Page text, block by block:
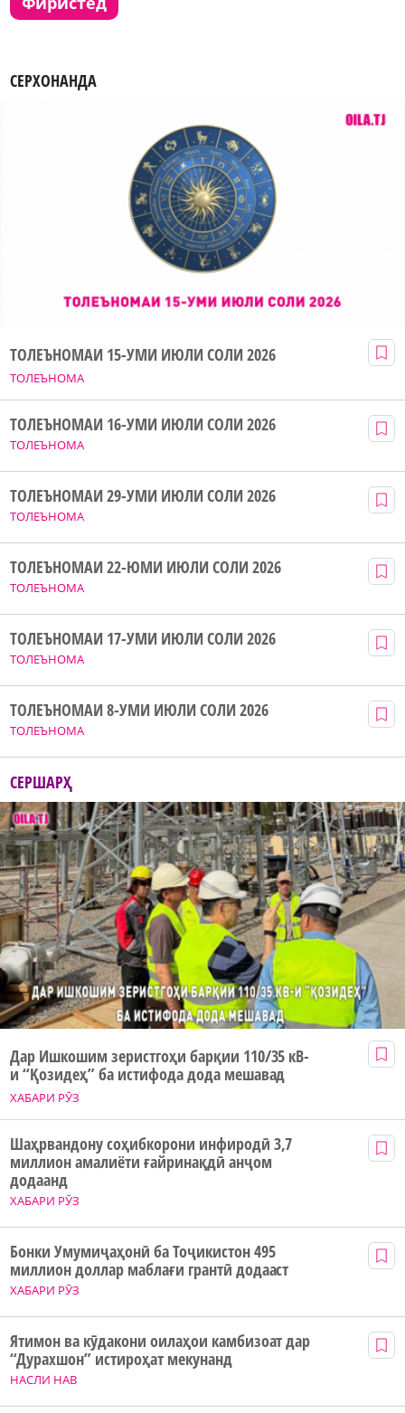
СЕРХОНАНДА
ТОЛЕЪНОМА
ТОЛЕЪНОМАИ 15-УМИ ИЮЛИ СОЛИ 2026
ТОЛЕЪНОМА
ТОЛЕЪНОМАИ 16-УМИ ИЮЛИ СОЛИ 2026
ТОЛЕЪНОМА
ТОЛЕЪНОМАИ 29-УМИ ИЮЛИ СОЛИ 2026
ТОЛЕЪНОМА
ТОЛЕЪНОМАИ 22-ЮМИ ИЮЛИ СОЛИ 2026
ТОЛЕЪНОМА
ТОЛЕЪНОМАИ 17-УМИ ИЮЛИ СОЛИ 2026
ТОЛЕЪНОМА
ТОЛЕЪНОМАИ 8-УМИ ИЮЛИ СОЛИ 2026
СЕРШАРҲ
ХАБАРИ РӮЗ
Дар Ишкошим зеристгоҳи барқии 110/35 кВ-
и “Қозидеҳ” ба истифода дода мешавад
ХАБАРИ РӮЗ
Шаҳрвандону соҳибкорони инфиродӣ 3,7
миллион амалиёти ғайринақдӣ анҷом
додаанд
ХАБАРИ РӮЗ
Бонки Умумиҷаҳонӣ ба Тоҷикистон 495
миллион доллар маблағи грантӣ додааст
НАСЛИ НАВ
Ятимон ва кӯдакони оилаҳои камбизоат дар
“Дурахшон” истироҳат мекунанд